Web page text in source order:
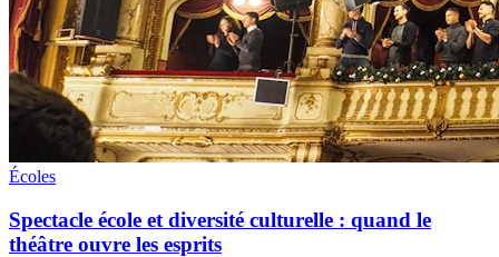
Écoles
Spectacle école et diversité culturelle : quand le
théâtre ouvre les esprits